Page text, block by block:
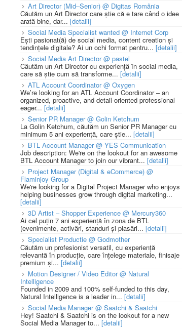
Art Director (Mid–Senior) @ Digitas România
Căutăm un Art Director care știe că e tare când o idee
arată bine, dar... [detalii]
Social Media Specialist wanted @ Internet Corp
Ești pasionat(ă) de social media, content creation și
tendințele digitale? Ai un ochi format pentru... [detalii]
Social Media Art Director @ pastel
Căutăm un Art Director cu experiență în social media,
care să știe cum să transforme... [detalii]
ATL Account Coordinator @ Oxygen
We’re looking for an ATL Account Coordinator – an
organized, proactive, and detail-oriented professional
eager... [detalii]
Senior PR Manager @ Golin Ketchum
La Golin Ketchum, căutăm un Senior PR Manager cu
minimum 5 ani experiență, care știe... [detalii]
BTL Account Manager @ YES Communication
Job description: We're on the lookout for an awesome
BTL Account Manager to join our vibrant... [detalii]
Project Manager (Digital & eCommerce) @
Flaminjoy Group
We're looking for a Digital Project Manager who enjoys
helping businesses grow through digital marketing...
[detalii]
3D Artist – Shopper Experience @ Mercury360
Ai cel puțin 7 ani experiență în zona de BTL
(evenimente, activări, standuri și plasări... [detalii]
Specialist Productie @ Godmother
Căutăm un profesionist versatil, cu experiență
relevantă în producție, care înțelege materiale, finisaje
premium și... [detalii]
Motion Designer / Video Editor @ Natural
Intelligence
Founded in 2009 and 100% self-funded to this day,
Natural Intelligence is a leader in... [detalii]
Social Media Manager @ Saatchi & Saatchi
Hey! Saatchi & Saatchi is on the lookout for a new
Social Media Manager to... [detalii]